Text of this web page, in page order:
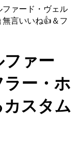
ァード・ヴェル
言いいね👍＆フ
ァー
ラー・ホ
スタム